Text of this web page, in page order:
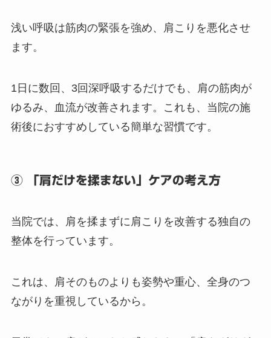
浅い呼吸は筋肉の緊張を強め、肩こりを悪化させ
ます。
1日に数回、3回深呼吸するだけでも、肩の筋肉が
ゆるみ、血流が改善されます。これも、当院の施
術後におすすめしている簡単な習慣です。
③ 「肩だけを揉まない」ケアの考え方
当院では、肩を揉まずに肩こりを改善する独自の
整体を行っています。
これは、肩そのものよりも姿勢や重心、全身のつ
ながりを重視しているから。